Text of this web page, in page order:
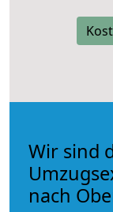
Wir sind
nach